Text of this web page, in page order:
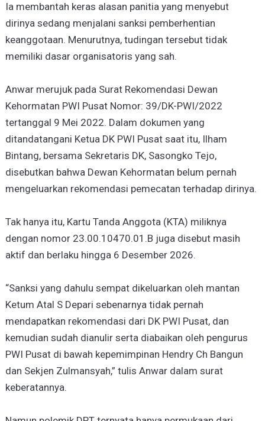
Ia membantah keras alasan panitia yang menyebut
dirinya sedang menjalani sanksi pemberhentian
keanggotaan. Menurutnya, tudingan tersebut tidak
memiliki dasar organisatoris yang sah.
Anwar merujuk pada Surat Rekomendasi Dewan
Kehormatan PWI Pusat Nomor: 39/DK-PWI/2022
tertanggal 9 Mei 2022. Dalam dokumen yang
ditandatangani Ketua DK PWI Pusat saat itu, Ilham
Bintang, bersama Sekretaris DK, Sasongko Tejo,
disebutkan bahwa Dewan Kehormatan belum pernah
mengeluarkan rekomendasi pemecatan terhadap dirinya.
Tak hanya itu, Kartu Tanda Anggota (KTA) miliknya
dengan nomor 23.00.10470.01.B juga disebut masih
aktif dan berlaku hingga 6 Desember 2026.
“Sanksi yang dahulu sempat dikeluarkan oleh mantan
Ketum Atal S Depari sebenarnya tidak pernah
mendapatkan rekomendasi dari DK PWI Pusat, dan
kemudian sudah dianulir serta diabaikan oleh pengurus
PWI Pusat di bawah kepemimpinan Hendry Ch Bangun
dan Sekjen Zulmansyah,” tulis Anwar dalam surat
keberatannya.